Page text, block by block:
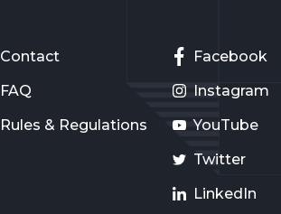
Contact
FAQ
Rules & Regulations
Facebook
Instagram
YouTube
Twitter
LinkedIn